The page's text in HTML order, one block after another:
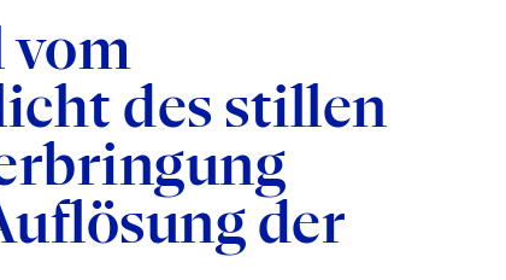
vom
des stillen
der